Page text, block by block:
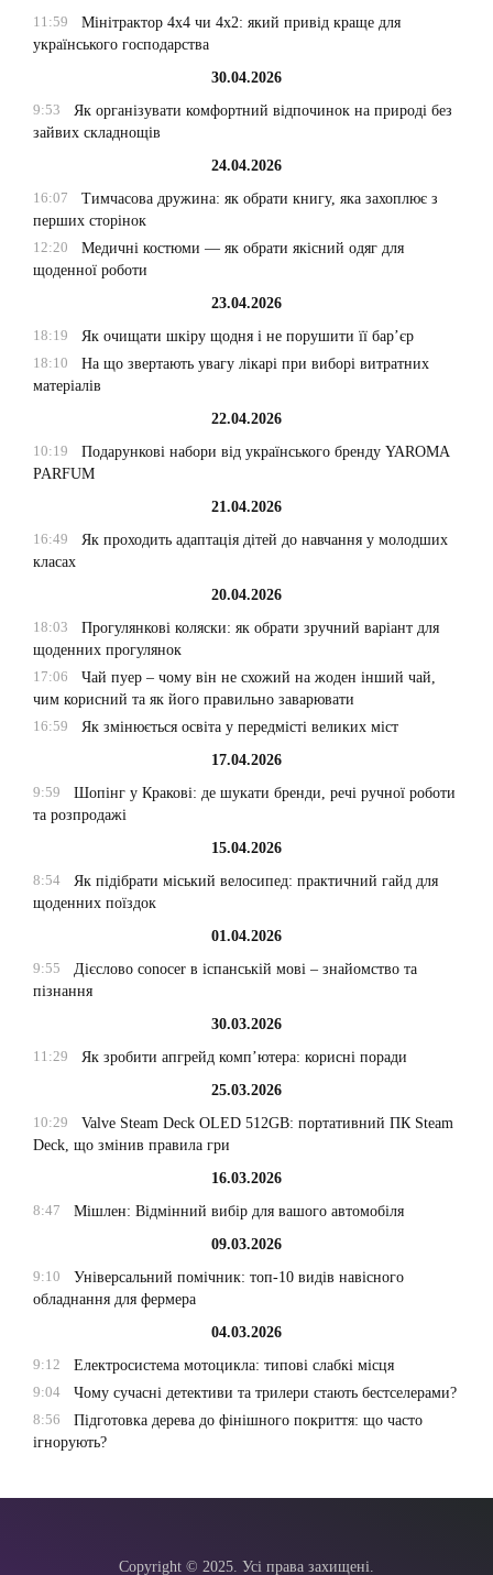
11:59
Мінітрактор 4х4 чи 4х2: який привід краще для
українського господарства
30.04.2026
9:53
Як організувати комфортний відпочинок на природі без
зайвих складнощів
24.04.2026
16:07
Тимчасова дружина: як обрати книгу, яка захоплює з
перших сторінок
12:20
Медичні костюми — як обрати якісний одяг для
щоденної роботи
23.04.2026
18:19
Як очищати шкіру щодня і не порушити її бар’єр
18:10
На що звертають увагу лікарі при виборі витратних
матеріалів
22.04.2026
10:19
Подарункові набори від українського бренду YAROMA
PARFUM
21.04.2026
16:49
Як проходить адаптація дітей до навчання у молодших
класах
20.04.2026
18:03
Прогулянкові коляски: як обрати зручний варіант для
щоденних прогулянок
17:06
Чай пуер – чому він не схожий на жоден інший чай,
чим корисний та як його правильно заварювати
16:59
Як змінюється освіта у передмісті великих міст
17.04.2026
9:59
Шопінг у Кракові: де шукати бренди, речі ручної роботи
та розпродажі
15.04.2026
8:54
Як підібрати міський велосипед: практичний гайд для
щоденних поїздок
01.04.2026
9:55
Дієслово conocer в іспанській мові – знайомство та
пізнання
30.03.2026
11:29
Як зробити апгрейд комп’ютера: корисні поради
25.03.2026
10:29
Valve Steam Deck OLED 512GB: портативний ПК Steam
Deck, що змінив правила гри
16.03.2026
8:47
Мішлен: Відмінний вибір для вашого автомобіля
09.03.2026
9:10
Універсальний помічник: топ-10 видів навісного
обладнання для фермера
04.03.2026
9:12
Електросистема мотоцикла: типові слабкі місця
9:04
Чому сучасні детективи та трилери стають бестселерами?
8:56
Підготовка дерева до фінішного покриття: що часто
ігнорують?
Copyright © 2025. Усі права захищені.